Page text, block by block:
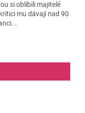
si oblíbili majitelé
mu dávají nad 90